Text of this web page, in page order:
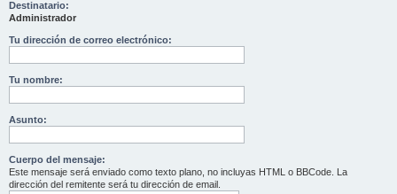
Destinatario:
Administrador
Tu dirección de correo electrónico:
Tu nombre:
Asunto:
Cuerpo del mensaje:
Este mensaje será enviado como texto plano, no incluyas HTML o BBCode. La
dirección del remitente será tu dirección de email.